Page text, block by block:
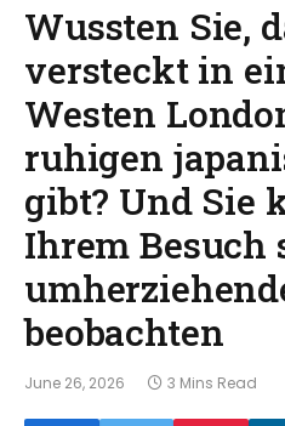
Wussten Sie,
versteckt in
Westen
ruhigen
gibt? Und Sie
Ihrem Besuch
beobachten
June 26, 2026 3 Mins Read